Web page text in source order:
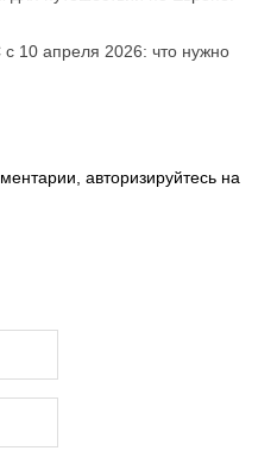
10 апреля 2026: что нужно
авторизируйтесь на